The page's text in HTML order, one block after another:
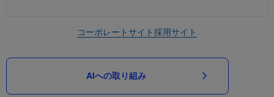
コーポレートサイト採用サイト
AIへの取り組み